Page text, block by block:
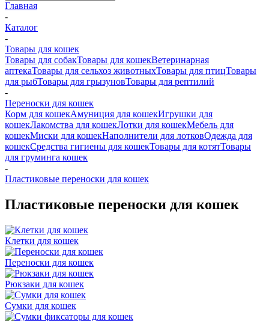
Главная
-
Каталог
-
Товары для кошек
Товары для собакТовары для кошекВетеринарная
аптекаТовары для сельхоз животныхТовары для птицТовары
для рыбТовары для грызуновТовары для рептилий
-
Переноски для кошек
Корм для кошекАмуниция для кошекИгрушки для
кошекЛакомства для кошекЛотки для кошекМебель для
кошекМиски для кошекНаполнители для лотковОдежда для
кошекСредства гигиены для кошекТовары для котятТовары
для груминга кошек
-
Пластиковые переноски для кошек
Пластиковые переноски для кошек
Клетки для кошек
Переноски для кошек
Рюкзаки для кошек
Сумки для кошек